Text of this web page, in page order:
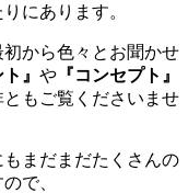
にあります。
から色々とお聞かせ
』 や 『コンセプト』
もご覧くださいませ
まだまだたくさんの
で、